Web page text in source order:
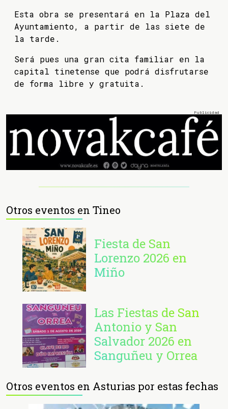
Esta obra se presentará en la Plaza del
Ayuntamiento, a partir de las siete de
la tarde.
Será pues una gran cita familiar en la
capital tinetense que podrá disfrutarse
de forma libre y gratuita.
Otros eventos en Tineo
Fiesta de San
Lorenzo 2026 en
Miño
Las Fiestas de San
Antonio y San
Salvador 2026 en
Sanguñeu y Orrea
Otros eventos en Asturias por estas fechas